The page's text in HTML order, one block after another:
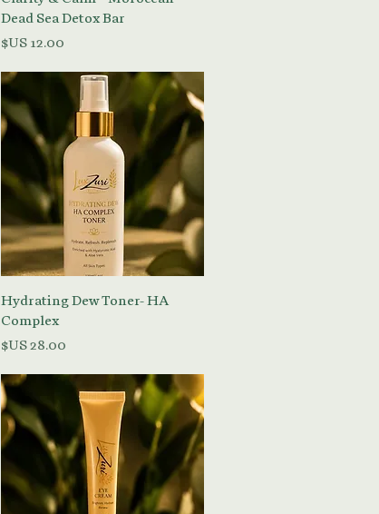
Dead Sea Detox Bar
السعر
العرض السريع
Hydrating Dew Toner- HA
Complex
السعر